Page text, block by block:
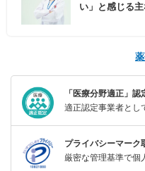
い」と感じる
「医療分野適正」認
適正認定事業者とし
プライバシーマーク
厳密な管理基準で個